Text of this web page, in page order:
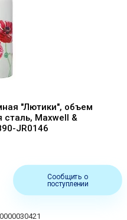
"Лютики", объем
Maxwell &
JR0146
Сообщить о
поступлении